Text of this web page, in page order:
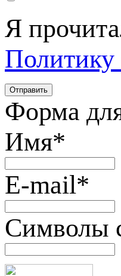
Я
Форма
Имя*
E-mail*
Символы